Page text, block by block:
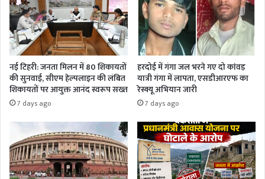
नई टिहरी: जनता मिलन में 80 शिकायतों
की सुनवाई, सीएम हेल्पलाइन की लंबित
शिकायतों पर आयुक्त आनंद स्वरूप सख्त
7 days ago
हरदोई में गंगा जल भरने गए दो कांवड़
यात्री गंगा में लापता, एसडीआरएफ का
रेस्क्यू अभियान जारी
7 days ago